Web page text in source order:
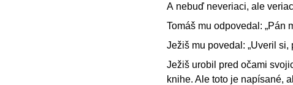
A nebuď neveriaci, ale
Tomáš mu odpovedal: „Pán
Ježiš mu povedal: „Uveril
Ježiš urobil pred očami
knihe. Ale toto je napísané,